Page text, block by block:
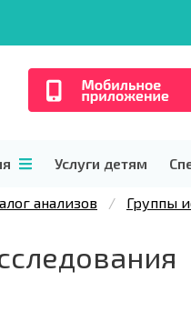
Услуги детям
анализов Группы